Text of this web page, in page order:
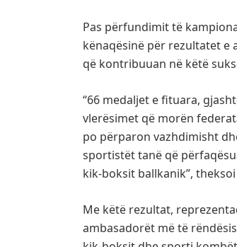
Pas përfundimit të
kënaqësinë për rezultatet
që kontribuuan në këtë
“66 medaljet e fituara,
vlerësimet që morën
po përparon vazhdimisht
sportistët tanë që
kik-boksit ballkanik”,
Me këtë rezultat,
ambasadorët më të